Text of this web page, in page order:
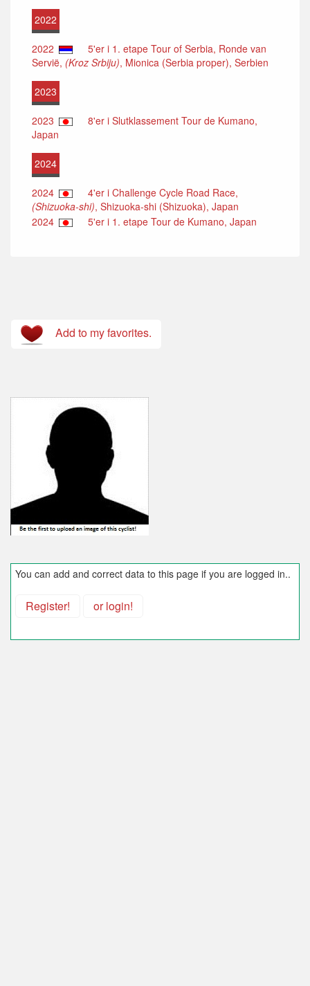
2022
2022
5'er i 1. etape Tour of Serbia, Ronde van
Servië, (Kroz Srbiju), Mionica (Serbia proper), Serbien
2023
2023
8'er i Slutklassement Tour de Kumano,
Japan
2024
2024
4'er i Challenge Cycle Road Race,
(Shizuoka-shi), Shizuoka-shi (Shizuoka), Japan
2024
5'er i 1. etape Tour de Kumano, Japan
Add to my favorites.
You can add and correct data to this page if you are logged in..
Register! or login!